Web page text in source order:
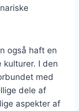
også haft en
kulturer. I den
med
dele af
aspekter af